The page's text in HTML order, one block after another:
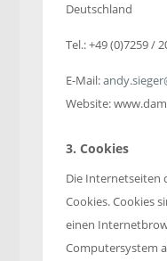
Deutschland
Tel.: +49 (0)7259 /
E-Mail:
Website:
3. Cookies
Die Internetseiten
Cookies. Cookies
einen
Computersystem